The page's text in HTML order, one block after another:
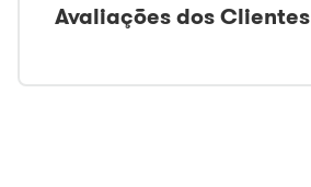
Avaliações dos Clientes